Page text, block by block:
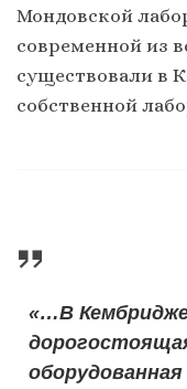
Мондовской
современной из
существовали в
собственной
«…В